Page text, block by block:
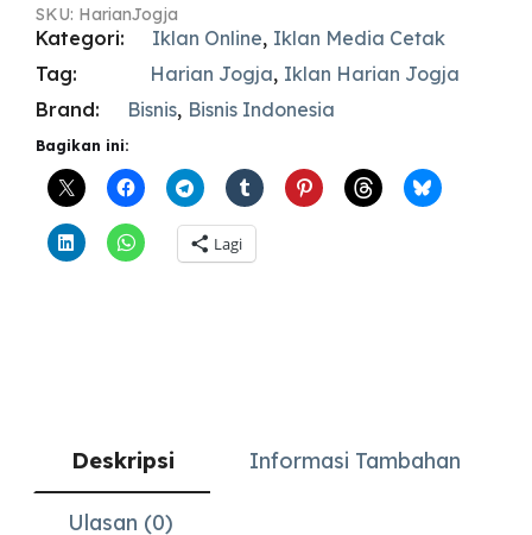
SKU: HarianJogja
Kategori: Iklan Online, Iklan Media Cetak
Tag:
Harian Jogja, Iklan Harian Jogja
Brand:
Bisnis, Bisnis Indonesia
Bagikan ini:
Lagi
Deskripsi Informasi Tambahan
Ulasan (0)